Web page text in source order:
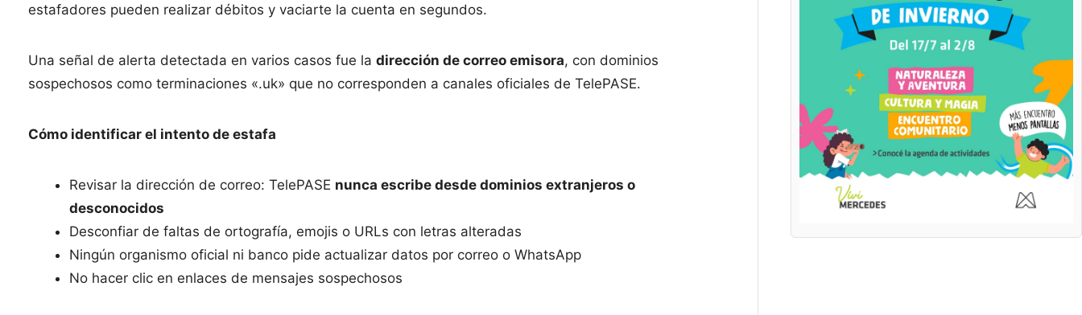
estafadores pueden realizar débitos y vaciarte la cuenta en segundos.
Una señal de alerta detectada en varios casos fue ladirección de correo emisora, con dominios
sospechosos como terminaciones «.uk» que no corresponden a canales oficiales de TelePASE.
Cómo identificar el intento de estafa
Revisar la dirección de correo: TelePASE nunca escribe desde dominios extranjeros o
desconocidos
Desconfiar de faltas de ortografía, emojis o URLs con letras alteradas
Ningún organismo oficial ni banco pide actualizar datos por correo o WhatsApp
No hacer clic en enlaces de mensajes sospechosos